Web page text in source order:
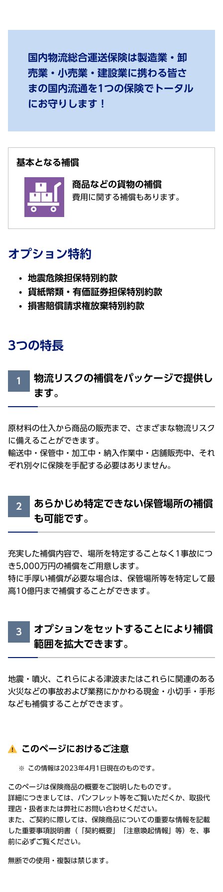
国内物流総合運送保険は製造業・卸
売業・小売業・建設業に携わる皆さ
まの国内流通を1つの保険でトータル
にお守りします！
基本となる補償
商品などの貨物の補償
費用に関する補償もあります。
オプション特約
地震危険担保特別約款
貨紙幣類・有価証券担保特別約款
損害賠償請求権放棄特別約款
3つの特長
1
物流リスクの補償をパッケージで提供し
ます。
原材料の仕入から商品の販売まで、さまざまな物流リスク
に備えることができます。
輸送中・保管中・加工中・納入作業中・店舗販売中、それ
ぞれ別々に保険を手配する必要はありません。
2
あらかじめ特定できない保管場所の補償
も可能です。
充実した補償内容で、場所を特定することなく1事故につ
き5,000万円の補償をご用意します。
特に手厚い補償が必要な場合は、保管場所等を特定して最
高10億円まで補償することができます。
3
オプションをセットすることにより補償
範囲を拡大できます。
地震・噴火、これらによる津波またはこれらに関連のある
火災などの事故および業務にかかわる現金・小切手・手形
なども補償することができます。
このページにおけるご注意
この情報は2023年4月1日現在のものです。
このページは保険商品の概要をご説明したものです。
詳細につきましては、パンフレット等をご覧いただくか、取扱代
理店・扱者または弊社にお問い合わせください。
また、ご契約に際しては、保険商品についての重要な情報を記載
した重要事項説明書（「契約概要」「注意喚起情報」等）を、事
前に必ずご覧ください。
無断での使用・複製は禁じます。